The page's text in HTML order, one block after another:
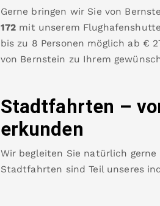
Gerne bringen wir Sie von
172 mit unserem
bis zu 8 Personen möglich ab €
von Bernstein zu Ihrem
Stadtfahrten –
erkunden
Wir begleiten Sie natürlich
Stadtfahrten sind Teil unseres